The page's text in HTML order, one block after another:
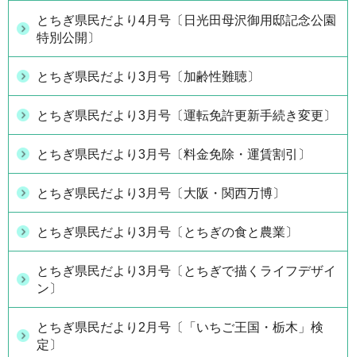
とちぎ県民だより4月号〔日光田母沢御用邸記念公園
特別公開〕
とちぎ県民だより3月号〔加齢性難聴〕
とちぎ県民だより3月号〔運転免許更新手続き変更〕
とちぎ県民だより3月号〔料金免除・運賃割引〕
とちぎ県民だより3月号〔大阪・関西万博〕
とちぎ県民だより3月号〔とちぎの食と農業〕
とちぎ県民だより3月号〔とちぎで描くライフデザイ
ン〕
とちぎ県民だより2月号〔「いちご王国・栃木」検
定〕